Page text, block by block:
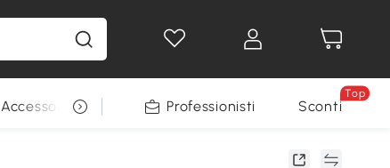
Accessori per animali Professionisti Sconti
Top